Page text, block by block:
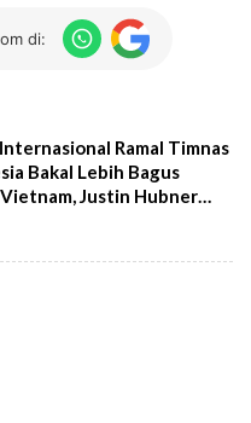
di:
Ramal Timnas
Bakal Lebih Bagus
Justin Hubner
Amat Disorot